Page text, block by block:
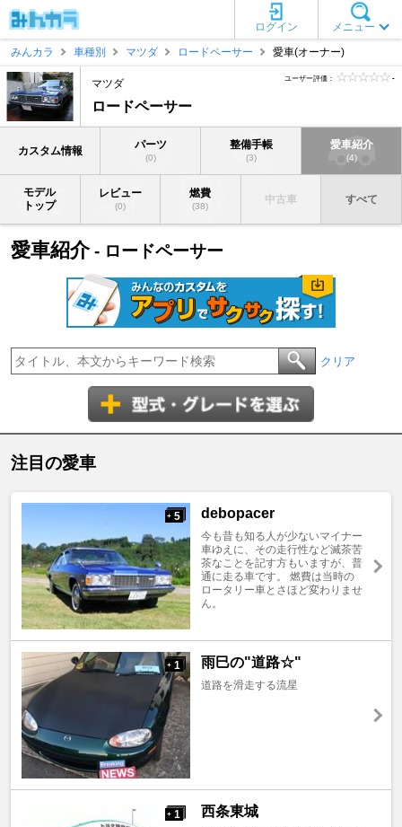
メニュー
ログイン
みんカラ
車種別 マツダ ロードペーサー 愛車(オーナー)
マツダ
ロードペーサー
ユーザー評価： -
カスタム情報 パーツ
(0)
整備手帳
(3)
愛車紹介
(4)
モデル
トップ
レビュー
(0)
燃費
(38)
中古車 すべて
愛車紹介- ロードペーサー
クリア
注目の愛車
+ 5 debopacer
今も昔も知る人が少ないマイナー
車ゆえに、その走行性など滅茶苦
茶なことを記す方もいますが、普
通に走る車です。 燃費は当時の
ロータリー車とさほど変わりませ
ん。
+ 1 雨巳の"道路☆"
道路を滑走する流星
+ 1 西条東城